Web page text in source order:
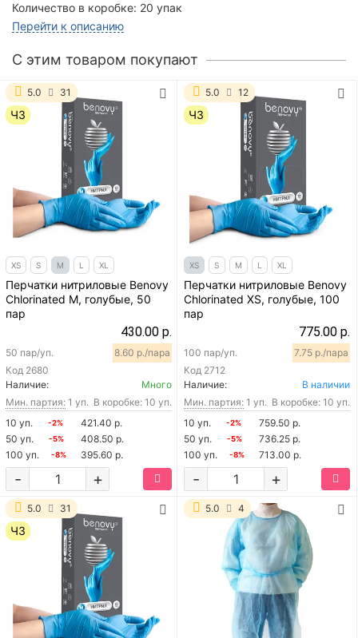
Количество в коробке: 20 упак
Перейти к описанию
C этим товаром покупают
5.0 31
ЧЗ
XS S M L XL
Перчатки нитриловые Benovy
Chlorinated M, голубые, 50
пар
430.00 р.
Код 2680
50 пар/уп. 8.60 р./пара
Наличие:
Много
Мин. партия: 1 уп. В коробке: 10 уп.
10 уп.
-2%
421.40 р.
50 уп.
-5%
408.50 р.
100 уп.
-8% 395.60 р.
+
-
5.0 12
ЧЗ
XS S M L XL
Перчатки нитриловые Benovy
Chlorinated XS, голубые, 100
пар
775.00 р.
Код 2712
100 пар/уп. 7.75 р./пара
Наличие:
В наличии
Мин. партия: 1 уп. В коробке: 10 уп.
10 уп.
-2%
759.50 р.
50 уп.
-5%
736.25 р.
100 уп.
-8% 713.00 р.
+
-
5.0 31
ЧЗ
5.0 4